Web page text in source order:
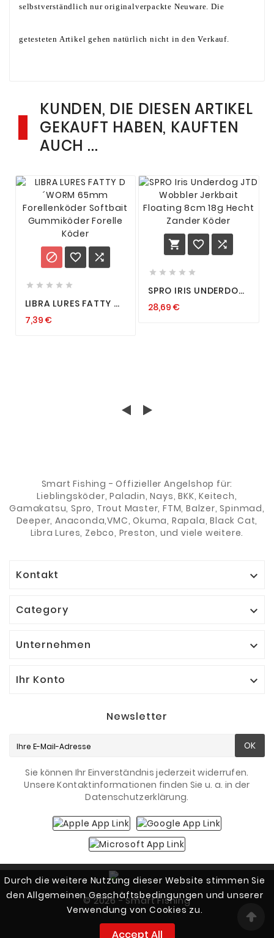
Durch die weitere Nutzung dieser Website stimmen Sie
den Allgemeinen Geschäftsbedingungen und unserer
Verwendung von Cookies zu.
Accept All
selbstverständlich nur originalverpackte Neuware. Die
getesteten Artikel gehen natürlich nicht in den Verkauf.
KUNDEN, DIE DIESEN ARTIKEL
GEKAUFT HABEN, KAUFTEN
AUCH ...
  
    
LIBRA LURES FATTY D
FORELLENKÖDER
7,39 €
  
    
SPRO IRIS UNDERDOG
JERKBAIT FLOATING
28,69 €
Smart Fishing - Offizieller Angelshop für:
Lieblingsköder, Paladin, Nays, BKK, Keitech,
Gamakatsu, Spro, Trout Master, FTM, Balzer, Spinmad,
Deeper, Anaconda,VMC, Okuma, Rapala, Black Cat,
Libra Lures, Zebco, Preston, und viele weitere.
Kontakt 
Category 
Unternehmen 
Ihr Konto 
Newsletter
OK
Sie können Ihr Einverständnis jederzeit widerrufen.
Unsere Kontaktinformationen finden Sie u. a. in der
Datenschutzerklärung.
© 2026 - Smart Fishing